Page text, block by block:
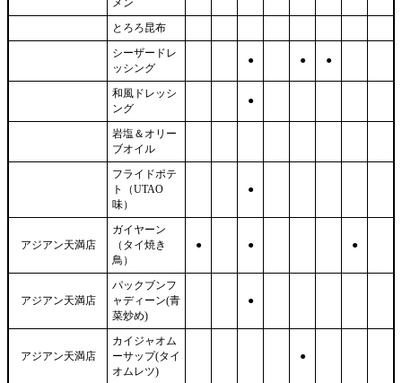
メン
とろろ昆布
シーザードレ
ッシング
● ● ●
和風ドレッシ
ング
●
岩塩＆オリー
ブオイル
フライドポテ
ト（UTAO
味）
●
アジアン天満店
ガイヤーン
（タイ焼き
鳥）
● ● ●
アジアン天満店
パックブンフ
ャディーン(青
菜炒め)
●
アジアン天満店
カイジャオム
ーサップ(タイ
オムレツ)
●